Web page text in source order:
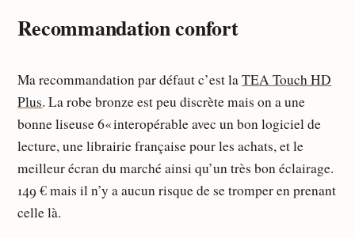
Recommandation confort
Ma recommandation par défaut c’est laTEA Touch HD
Plus. La robe bronze est peu discrète mais on a une
bonne liseuse 6« interopérable avec un bon logiciel de
lecture, une librairie française pour les achats, et le
meilleur écran du marché ainsi qu’un très bon éclairage.
149 € mais il n’y a aucun risque de se tromper en prenant
celle là.